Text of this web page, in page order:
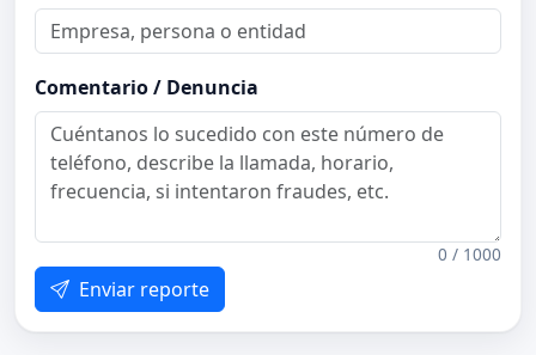
Comentario / Denuncia
0 / 1000
Enviar reporte